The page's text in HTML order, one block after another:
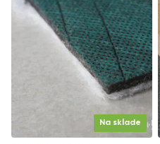
Na sklade